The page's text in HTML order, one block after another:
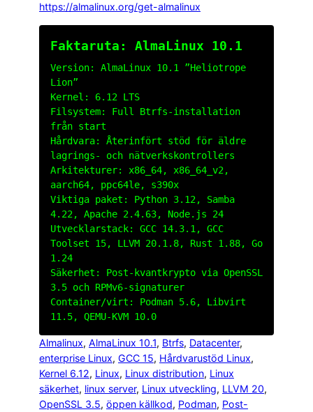
https://almalinux.org/get-almalinux
Faktaruta: AlmaLinux 10.1
Version: AlmaLinux 10.1 ”Heliotrope
Lion”
Kernel: 6.12 LTS
Filsystem: Full Btrfs-installation
från start
Hårdvara: Återinfört stöd för äldre
lagrings- och nätverkskontrollers
Arkitekturer: x86_64, x86_64_v2,
aarch64, ppc64le, s390x
Viktiga paket: Python 3.12, Samba
4.22, Apache 2.4.63, Node.js 24
Utvecklarstack: GCC 14.3.1, GCC
Toolset 15, LLVM 20.1.8, Rust 1.88, Go
1.24
Säkerhet: Post-kvantkrypto via OpenSSL
3.5 och RPMv6-signaturer
Container/virt: Podman 5.6, Libvirt
11.5, QEMU-KVM 10.0
Almalinux, AlmaLinux 10.1, Btrfs, Datacenter
enterprise Linux, GCC 15, Hårdvarustöd Linux
Kernel 6.12, Linux, Linux distribution, Linux
säkerhet, linux server, Linux utveckling, LLVM 20
OpenSSL 3.5, öppen källkod, Podman, Post-